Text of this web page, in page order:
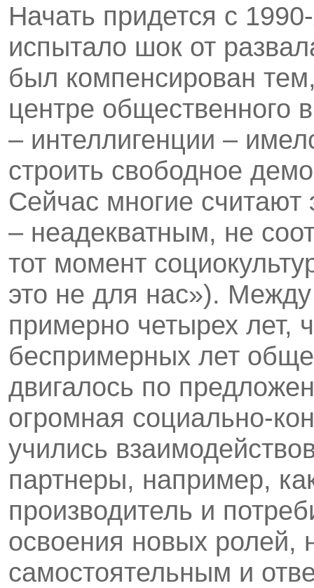
Начать придется с
испытало шок от
был компенсирован
центре общественного
– интеллигенции –
строить свободное
Сейчас многие считают
– неадекватным, не
тот момент
это не для нас»).
примерно четырех лет,
беспримерных лет
двигалось по
огромная социально-
учились
партнеры, например,
производитель и
освоения новых ролей,
самостоятельным и